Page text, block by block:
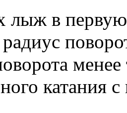
лыж в первую
катания